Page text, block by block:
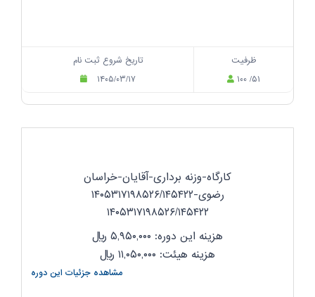
تاریخ شروع ثبت نام
۱۴۰۵/۰۳/۱۷
ظرفیت
۱۰۰ /۵۱
کارگاه-وزنه برداری-آقایان-خراسان
رضوی-۱۴۰۵۳۱۷۱۹۸۵۲۶/۱۴۵۴۲۲
۱۴۰۵۳۱۷۱۹۸۵۲۶/۱۴۵۴۲۲
هزینه این دوره: ۵,۹۵۰,۰۰۰
ریال
هزینه هیئت: ۱۱,۰۵۰,۰۰۰
ریال
مشاهده جزئیات این دوره